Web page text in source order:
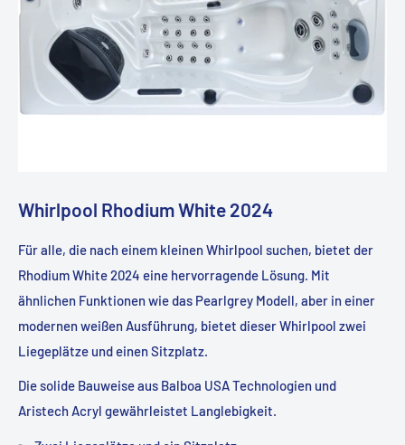
Whirlpool Rhodium White 2024
Für alle, die nach einem kleinen Whirlpool suchen, bietet der
Rhodium White 2024 eine hervorragende Lösung. Mit
ähnlichen Funktionen wie das Pearlgrey Modell, aber in einer
modernen weißen Ausführung, bietet dieser Whirlpool zwei
Liegeplätze und einen Sitzplatz.
Die solide Bauweise aus Balboa USA Technologien und
Aristech Acryl gewährleistet Langlebigkeit.